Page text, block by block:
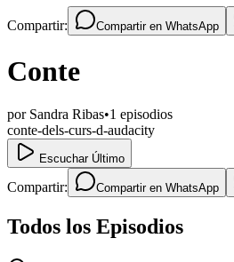
Compartir: Compartir en WhatsApp
Conte
por Sandra Ribas•1 episodios
conte-dels-curs-d-audacity
Escuchar Último
Compartir: Compartir en WhatsApp
Todos los Episodios